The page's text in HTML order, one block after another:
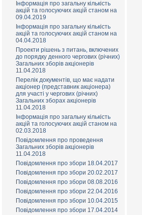
Інформація про загальну кількість
акцій та голосуючих акцій станом на
09.04.2019
Інформація про загальну кількість
акцій та голосуючих акцій станом на
04.04.2018
Проекти рішень з питань, включених
до порядку денного чергових (річних)
Загальних зборів акціонерів
11.04.2018
Перелік документів, що має надати
акціонер (представник акціонера)
для участі у чергових (річних)
Загальних зборах акціонерів
11.04.2018
Інформація про загальну кількість
акцій та голосуючих акцій станом на
02.03.2018
Повідомлення про проведення
Загальних зборів акціонерів
11.04.2018
Повідомлення про збори 18.04.2017
Повідомлення про збори 20.02.2017
Повідомлення про збори 08.08.2016
Повідомлення про збори 22.04.2016
Повідомлення про збори 10.04.2015
Повідомлення про збори 17.04.2014